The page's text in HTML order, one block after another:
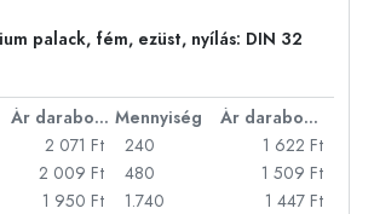
palack, fém, ezüst, nyílás: DIN 32
Ár darabonként Mennyiség
Ár darabonként
2 071 Ft
2 009 Ft
1 950 Ft
240
1 622 Ft
480
1 509 Ft
1.740
1 447 Ft